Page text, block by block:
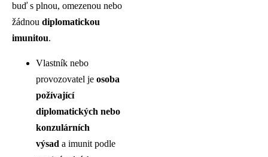
buď s plnou, omezenou nebo
žádnou diplomatickou
imunitou.
Vlastník nebo
provozovatel je osoba
požívající
diplomatických nebo
konzulárních
výsad a imunit podle